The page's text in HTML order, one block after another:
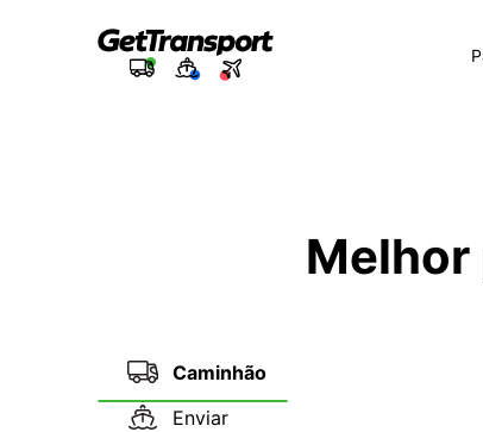
Melhor
Caminhão
Enviar